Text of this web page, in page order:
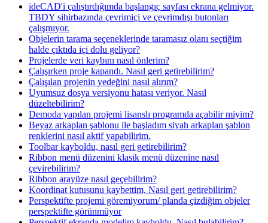
ideCAD'i çalıştırdığımda başlangıç sayfası ekrana gelmiyor.
TBDY sihirbazında çevrimiçi ve çevrimdışı butonları
çalışmıyor.
Objelerin tarama seçeneklerinde taramasız olanı seçtiğim
halde çıktıda içi dolu geliyor?
Projelerde veri kaybını nasıl önlerim?
Çalışırken proje kapandı. Nasıl geri getirebilirim?
Çalışılan projenin yedeğini nasıl alırım?
Uyumsuz dosya versiyonu hatası veriyor. Nasıl
düzeltebilirim?
Demoda yapılan projemi lisanslı programda açabilir miyim?
Beyaz arkaplan şablonu ile başladım siyah arkaplan şablon
renklerini nasıl aktif yapabilirim.
Toolbar kayboldu, nasıl geri getirebilirim?
Ribbon menü düzenini klasik menü düzenine nasıl
çevirebilirim?
Ribbon arayüze nasıl geçebilirim?
Koordinat kutusunu kaybettim, Nasıl geri getirebilirim?
Perspektifte projemi göremiyorum/ planda çizdiğim objeler
perspektifte görünmüyor